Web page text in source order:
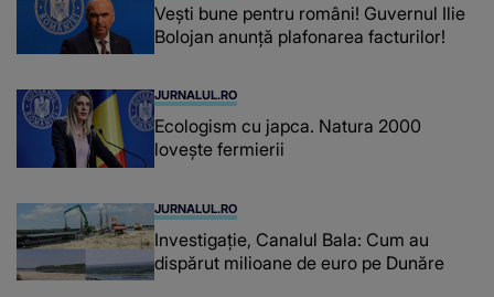
Vești bune pentru români! Guvernul Ilie
Bolojan anunță plafonarea facturilor!
JURNALUL.RO
Ecologism cu japca. Natura 2000
lovește fermierii
JURNALUL.RO
Investigație, Canalul Bala: Cum au
dispărut milioane de euro pe Dunăre